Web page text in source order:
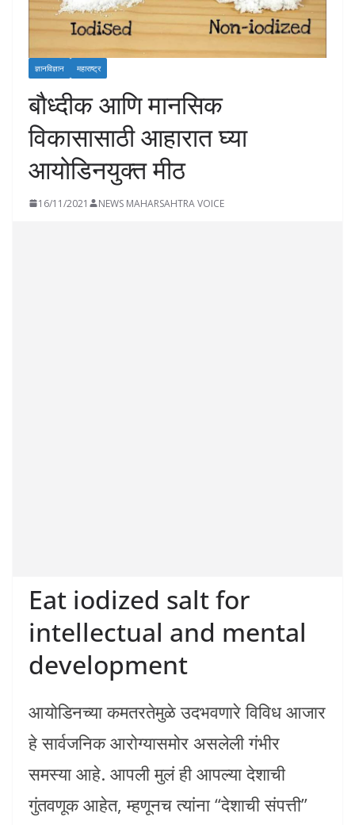
ज्ञानविज्ञान महाराष्ट्र
बौध्दीक आणि मानसिक
विकासासाठी आहारात घ्या
आयोडिनयुक्त मीठ
16/11/2021 NEWS MAHARSAHTRA VOICE
Eat iodized salt for
intellectual and mental
development
आयोडिनच्या कमतरतेमुळे उदभवणारे विविध आजार
हे सार्वजनिक आरोग्यासमोर असलेली गंभीर
समस्या आहे. आपली मुलं ही आपल्या देशाची
गुंतवणूक आहेत, म्हणूनच त्यांना “देशाची संपत्ती”